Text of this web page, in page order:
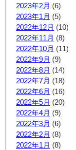
2023年2月 (6)
2023年1月 (5)
2022年12月 (10)
2022年11月 (8)
2022年10月 (11)
2022年9月 (9)
2022年8月 (14)
2022年7月 (18)
2022年6月 (16)
2022年5月 (20)
2022年4月 (9)
2022年3月 (6)
2022年2月 (8)
2022年1月 (8)